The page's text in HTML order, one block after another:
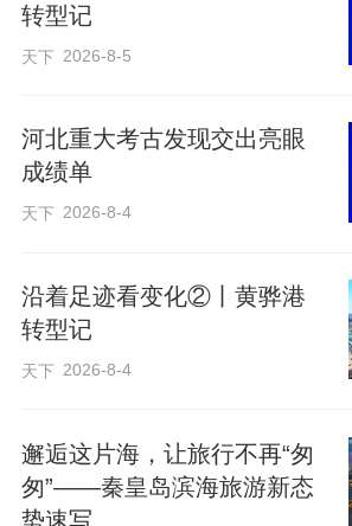
2024年9月5日上午，国家主席习近平在北京人民大
京峰会开幕式并发表题为《携手推进现代化，共筑
最好的时期，最紧密的合作
真朋友”的生动注脚。在去
个现代化”，共同实施“十大
领中非关系进入共筑新时
同体新阶段。这次在长沙
护全球南方团结合作的长
实去年中非合作论坛北京
转型记
天下 2026-8-5
河北重大考古发现交出亮眼
成绩单
天下 2026-8-4
沿着足迹看变化②丨黄骅港
转型记
天下 2026-8-4
邂逅这片海，让旅行不再“匆
匆”——秦皇岛滨海旅游新态
势速写